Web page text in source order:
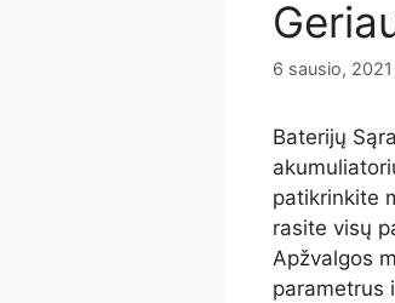
6 sausio, 2021
Baterijų
patikrinkite
rasite visų
Apžvalgos
parametrus